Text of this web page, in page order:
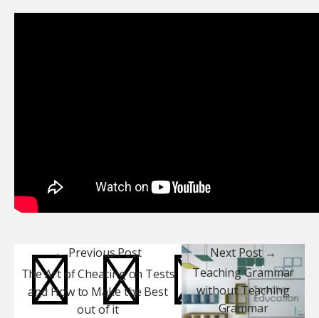
← Previous Post
The Art of Cheating on Tests
and How to Make the Best
out of it
Next Post →
Teaching Grammar
without Teaching
Grammar